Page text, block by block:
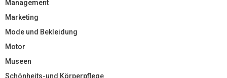
Management
Marketing
Mode und Bekleidung
Motor
Museen
Schönheits-und Körperpflege